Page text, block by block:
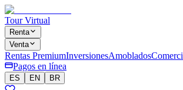
Tour Virtual
Renta
Venta
Rentas PremiumInversionesAmoblados
Pagos en línea
ES EN BR